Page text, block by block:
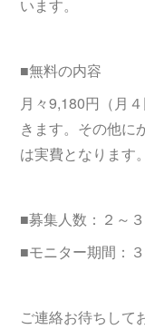
います。
■無料の内容
月々9,180円（月
きます。その他に
は実費となります。
■募集人数：２～
■モニター期間：
ご連絡お待ちして